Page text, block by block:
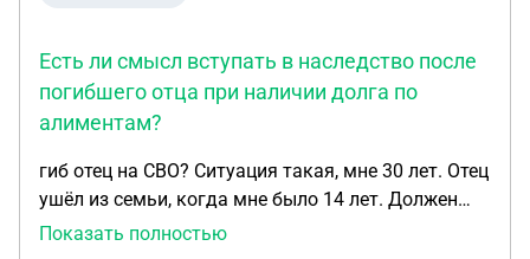
Есть ли смысл вступать в наследство после
погибшего отца при наличии долга по
алиментам?
гиб отец на СВО? Ситуация такая, мне 30 лет. Отец
ушёл из семьи, когда мне было 14 лет. Должен
был платить алименты, но долг рос, а алименты
Показать полностью